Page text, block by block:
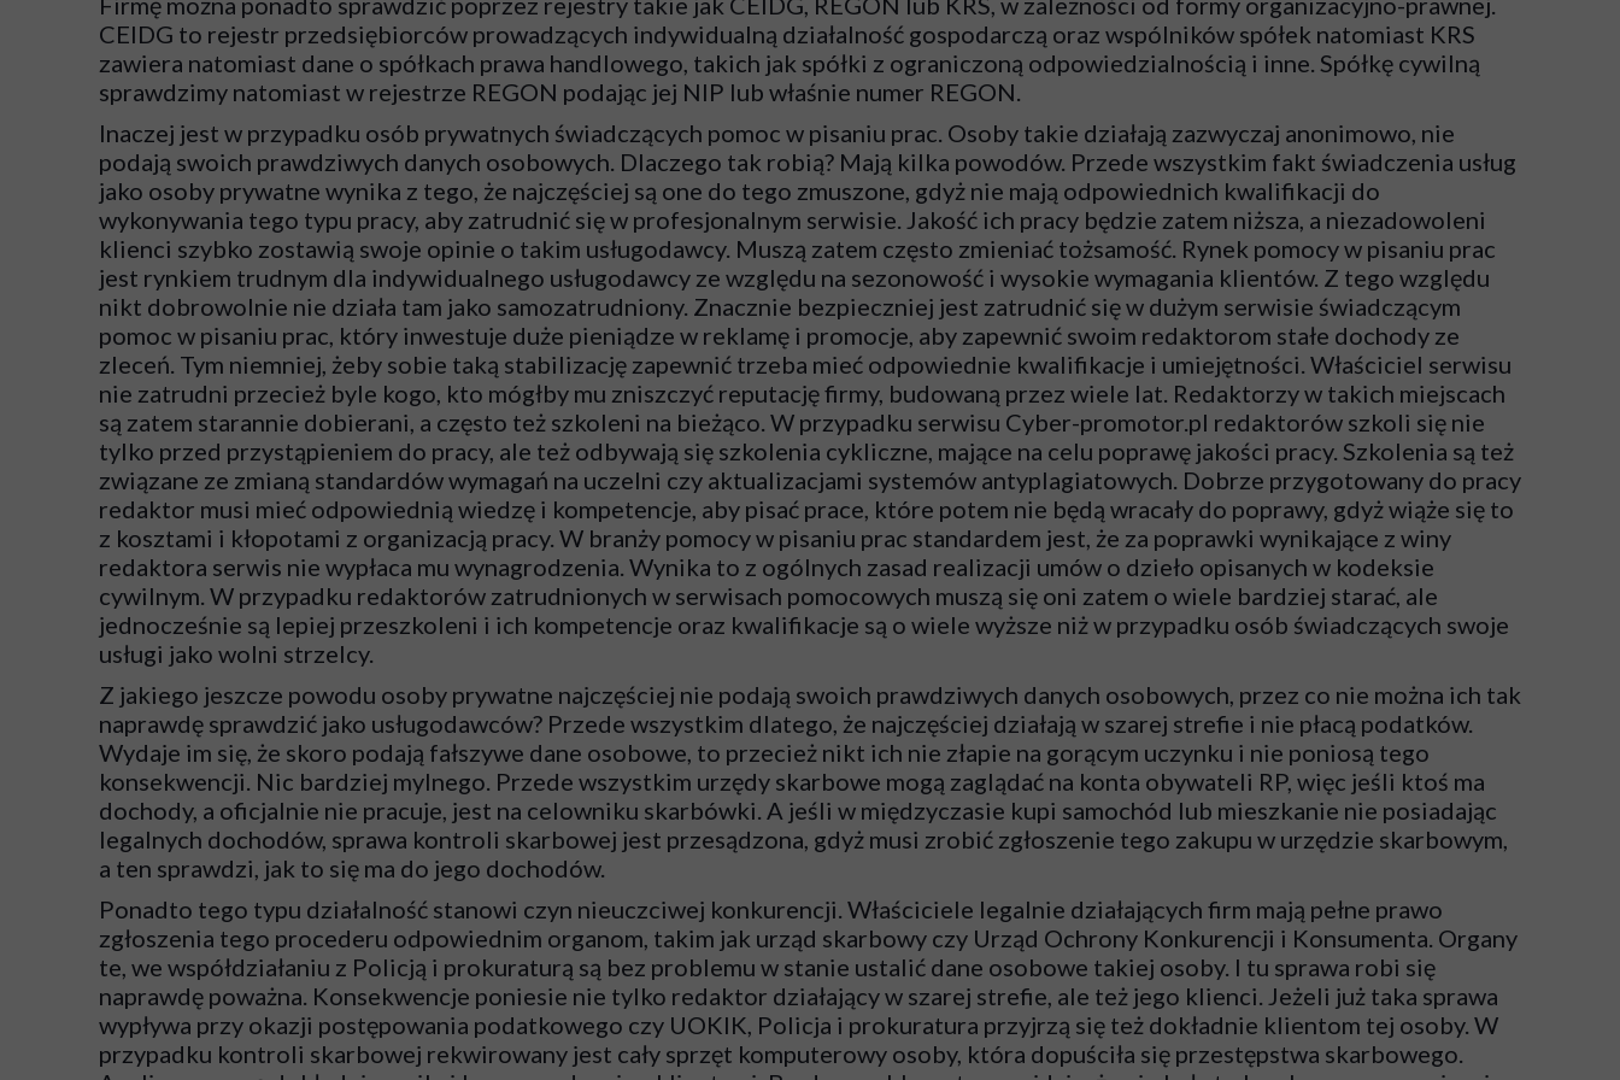
CEIDG to rejestr przedsiębiorców prowadzących indywidualną działalność gospodarczą oraz wspólników spółek natomiast KRS
zawiera natomiast dane o spółkach prawa handlowego, takich jak spółki z ograniczoną odpowiedzialnością i inne. Spółkę cywilną
sprawdzimy natomiast w rejestrze REGON podając jej NIP lub właśnie numer REGON.
Inaczej jest w przypadku osób prywatnych świadczących pomoc w pisaniu prac. Osoby takie działają zazwyczaj anonimowo, nie
podają swoich prawdziwych danych osobowych. Dlaczego tak robią? Mają kilka powodów. Przede wszystkim fakt świadczenia usług
jako osoby prywatne wynika z tego, że najczęściej są one do tego zmuszone, gdyż nie mają odpowiednich kwalifikacji do
wykonywania tego typu pracy, aby zatrudnić się w profesjonalnym serwisie. Jakość ich pracy będzie zatem niższa, a niezadowoleni
klienci szybko zostawią swoje opinie o takim usługodawcy. Muszą zatem często zmieniać tożsamość. Rynek pomocy w pisaniu prac
jest rynkiem trudnym dla indywidualnego usługodawcy ze względu na sezonowość i wysokie wymagania klientów. Z tego względu
nikt dobrowolnie nie działa tam jako samozatrudniony. Znacznie bezpieczniej jest zatrudnić się w dużym serwisie świadczącym
pomoc w pisaniu prac, który inwestuje duże pieniądze w reklamę i promocje, aby zapewnić swoim redaktorom stałe dochody ze
zleceń. Tym niemniej, żeby sobie taką stabilizację zapewnić trzeba mieć odpowiednie kwalifikacje i umiejętności. Właściciel serwisu
nie zatrudni przecież byle kogo, kto mógłby mu zniszczyć reputację firmy, budowaną przez wiele lat. Redaktorzy w takich miejscach
są zatem starannie dobierani, a często też szkoleni na bieżąco. W przypadku serwisu Cyber-promotor.pl redaktorów szkoli się nie
tylko przed przystąpieniem do pracy, ale też odbywają się szkolenia cykliczne, mające na celu poprawę jakości pracy. Szkolenia są też
związane ze zmianą standardów wymagań na uczelni czy aktualizacjami systemów antyplagiatowych. Dobrze przygotowany do pracy
redaktor musi mieć odpowiednią wiedzę i kompetencje, aby pisać prace, które potem nie będą wracały do poprawy, gdyż wiąże się to
z kosztami i kłopotami z organizacją pracy. W branży pomocy w pisaniu prac standardem jest, że za poprawki wynikające z winy
redaktora serwis nie wypłaca mu wynagrodzenia. Wynika to z ogólnych zasad realizacji umów o dzieło opisanych w kodeksie
cywilnym. W przypadku redaktorów zatrudnionych w serwisach pomocowych muszą się oni zatem o wiele bardziej starać, ale
jednocześnie są lepiej przeszkoleni i ich kompetencje oraz kwalifikacje są o wiele wyższe niż w przypadku osób świadczących swoje
usługi jako wolni strzelcy.
Z jakiego jeszcze powodu osoby prywatne najczęściej nie podają swoich prawdziwych danych osobowych, przez co nie można ich tak
naprawdę sprawdzić jako usługodawców? Przede wszystkim dlatego, że najczęściej działają w szarej strefie i nie płacą podatków.
Wydaje im się, że skoro podają fałszywe dane osobowe, to przecież nikt ich nie złapie na gorącym uczynku i nie poniosą tego
konsekwencji. Nic bardziej mylnego. Przede wszystkim urzędy skarbowe mogą zaglądać na konta obywateli RP, więc jeśli ktoś ma
dochody, a oficjalnie nie pracuje, jest na celowniku skarbówki. A jeśli w międzyczasie kupi samochód lub mieszkanie nie posiadając
legalnych dochodów, sprawa kontroli skarbowej jest przesądzona, gdyż musi zrobić zgłoszenie tego zakupu w urzędzie skarbowym,
a ten sprawdzi, jak to się ma do jego dochodów.
Ponadto tego typu działalność stanowi czyn nieuczciwej konkurencji. Właściciele legalnie działających firm mają pełne prawo
zgłoszenia tego procederu odpowiednim organom, takim jak urząd skarbowy czy Urząd Ochrony Konkurencji i Konsumenta. Organy
te, we współdziałaniu z Policją i prokuraturą są bez problemu w stanie ustalić dane osobowe takiej osoby. I tu sprawa robi się
naprawdę poważna. Konsekwencje poniesie nie tylko redaktor działający w szarej strefie, ale też jego klienci. Jeżeli już taka sprawa
wypływa przy okazji postępowania podatkowego czy UOKIK, Policja i prokuratura przyjrzą się też dokładnie klientom tej osoby. W
przypadku kontroli skarbowej rekwirowany jest cały sprzęt komputerowy osoby, która dopuściła się przestępstwa skarbowego.